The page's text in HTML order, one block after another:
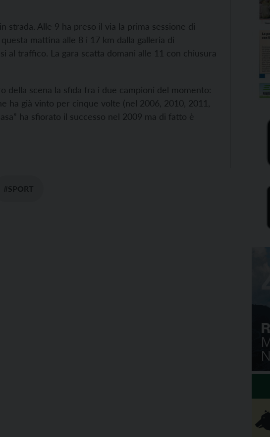
strada. Alle 9 ha preso il via la prima sessione di
mattina alle 8 i 17 km dalla galleria di
al traffico. La gara scatta domani alle 11 con chiusura
della scena la sfida fra i due campioni del momento:
ha già vinto per cinque volte (nel 2006, 2010, 2011,
ha sfiorato il successo nel 2009 ma di fatto è
#SPORT